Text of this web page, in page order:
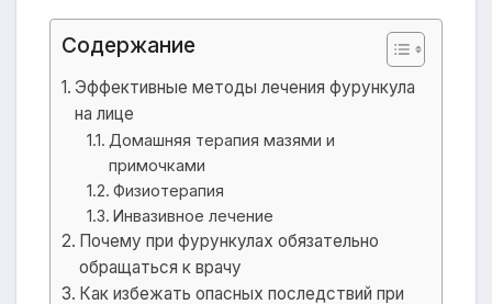
Содержание
Эффективные методы лечения фурункула
на лице
Домашняя терапия мазями и
примочками
Физиотерапия
Инвазивное лечение
Почему при фурункулах обязательно
обращаться к врачу
Как избежать опасных последствий при